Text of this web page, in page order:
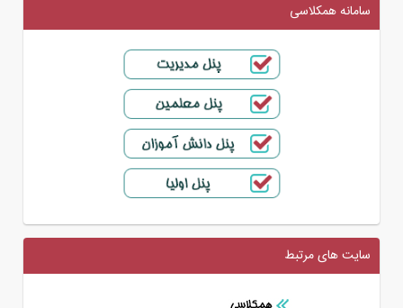
سامانه همکلاسی
سایت های مرتبط